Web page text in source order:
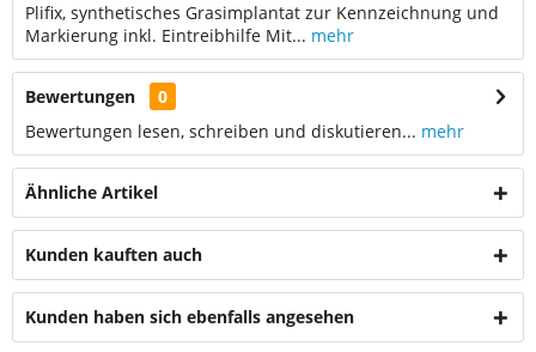
Plifix, synthetisches Grasimplantat zur Kennzeichnung und
Markierung inkl. Eintreibhilfe Mit... mehr
Bewertungen
0
Bewertungen lesen, schreiben und diskutieren... mehr
Ähnliche Artikel
Kunden kauften auch
Kunden haben sich ebenfalls angesehen